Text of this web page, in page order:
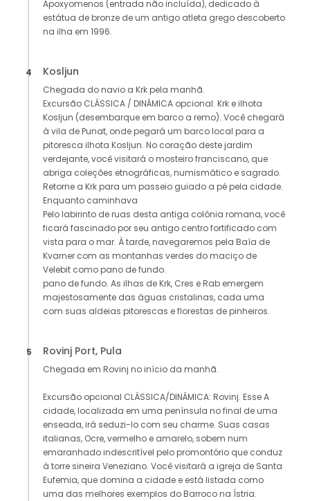
Apoxyomenos (entrada não incluída), dedicado à
estátua de bronze de um antigo atleta grego descoberto
na ilha em 1996.
4 Kosljun
Chegada do navio a Krk pela manhã.
Excursão CLÁSSICA / DINÂMICA opcional: Krk e ilhota
Kosljun (desembarque em barco a remo). Você chegará
à vila de Punat, onde pegará um barco local para a
pitoresca ilhota Kosljun. No coração deste jardim
verdejante, você visitará o mosteiro franciscano, que
abriga coleções etnográficas, numismático e sagrado.
Retorne a Krk para um passeio guiado a pé pela cidade.
Enquanto caminhava
Pelo labirinto de ruas desta antiga colônia romana, você
ficará fascinado por seu antigo centro fortificado com
vista para o mar. À tarde, navegaremos pela Baía de
Kvarner com as montanhas verdes do maciço de
Velebit como pano de fundo.
pano de fundo. As ilhas de Krk, Cres e Rab emergem
majestosamente das águas cristalinas, cada uma
com suas aldeias pitorescas e florestas de pinheiros.
5 Rovinj Port, Pula
Chegada em Rovinj no início da manhã.
Excursão opcional CLÁSSICA/DINÂMICA: Rovinj. Esse A
cidade, localizada em uma península no final de uma
enseada, irá seduzi-lo com seu charme. Suas casas
italianas, Ocre, vermelho e amarelo, sobem num
emaranhado indescritível pelo promontório que conduz
à torre sineira Veneziano. Você visitará a igreja de Santa
Eufemia, que domina a cidade e está listada como
uma das melhores exemplos do Barroco na Ístria.